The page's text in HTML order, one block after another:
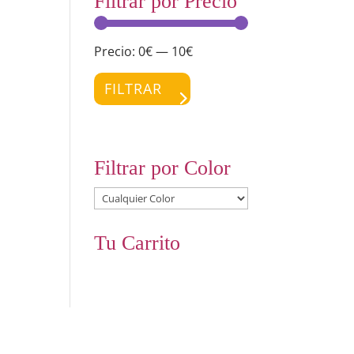
FILTRAR
Precio:0€— 10€
Filtrar por Color
Tu Carrito